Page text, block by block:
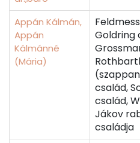
Appán Kálmán,
Appán
Kálmánné
(Mária)
Goldring
család,
család,
Jákov
családja